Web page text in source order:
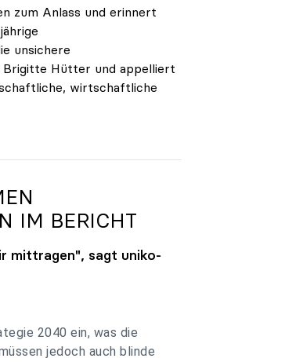
zum Anlass und erinnert
unsichere
Brigitte Hütter und appelliert
wirtschaftliche
IM BERICHT
mittragen", sagt uniko-
2040 ein, was die
jedoch auch blinde